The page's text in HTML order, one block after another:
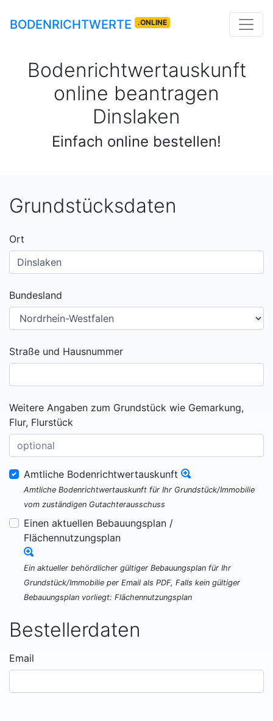
BODENRICHTWERTE .ONLINE
Bodenrichtwertauskunft
online beantragen
Dinslaken
Einfach online bestellen!
Grundstücksdaten
Ort
Bundesland
Straße und Hausnummer
Weitere Angaben zum Grundstück wie Gemarkung,
Flur, Flurstück
Amtliche Bodenrichtwertauskunft
Amtliche Bodenrichtwertauskunft für Ihr Grundstück/Immobilie
vom zuständigen Gutachterausschuss
Einen aktuellen Bebauungsplan /
Flächennutzungsplan
Ein aktueller behördlicher gültiger Bebauungsplan für Ihr
Grundstück/Immobilie per Email als PDF, Falls kein gültiger
Bebauungsplan vorliegt: Flächennutzungsplan
Bestellerdaten
Email